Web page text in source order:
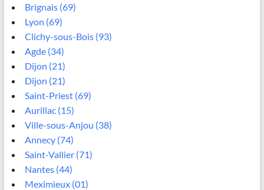
Brignais (69)
Lyon (69)
Clichy-sous-Bois (93)
Agde (34)
Dijon (21)
Dijon (21)
Saint-Priest (69)
Aurillac (15)
Ville-sous-Anjou (38)
Annecy (74)
Saint-Vallier (71)
Nantes (44)
Meximieux (01)